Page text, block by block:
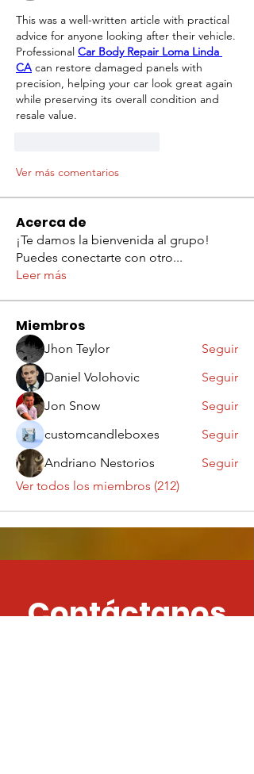
This was a well-written article with practical
advice for anyone looking after their vehicle.
Professional Car Body Repair Loma Linda
CA can restore damaged panels with
precision, helping your car look great again
while preserving its overall condition and
resale value.
Ver más comentarios
Acerca de
¡Te damos la bienvenida al grupo!
Puedes conectarte con otro...
Leer más
Miembros
Jhon Teylor
Seguir
Daniel Volohovic
Seguir
Jon Snow
Seguir
customcandleboxes
Seguir
Andriano Nestorios
Seguir
Ver todos los miembros (212)
Contáctanos